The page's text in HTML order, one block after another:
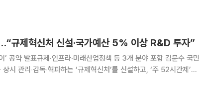
규제혁신처 신설·국가예산 5% 이상 R&D 투자”
약 발표규제‧인프라‧미래산업정책 등 3개 분야 포함 김문수 국민
시 관리‧감독‧혁파하는 ‘규제혁신처’를 신설하고, ‘주 52시간제’를
보는 이날 오전 서울 여